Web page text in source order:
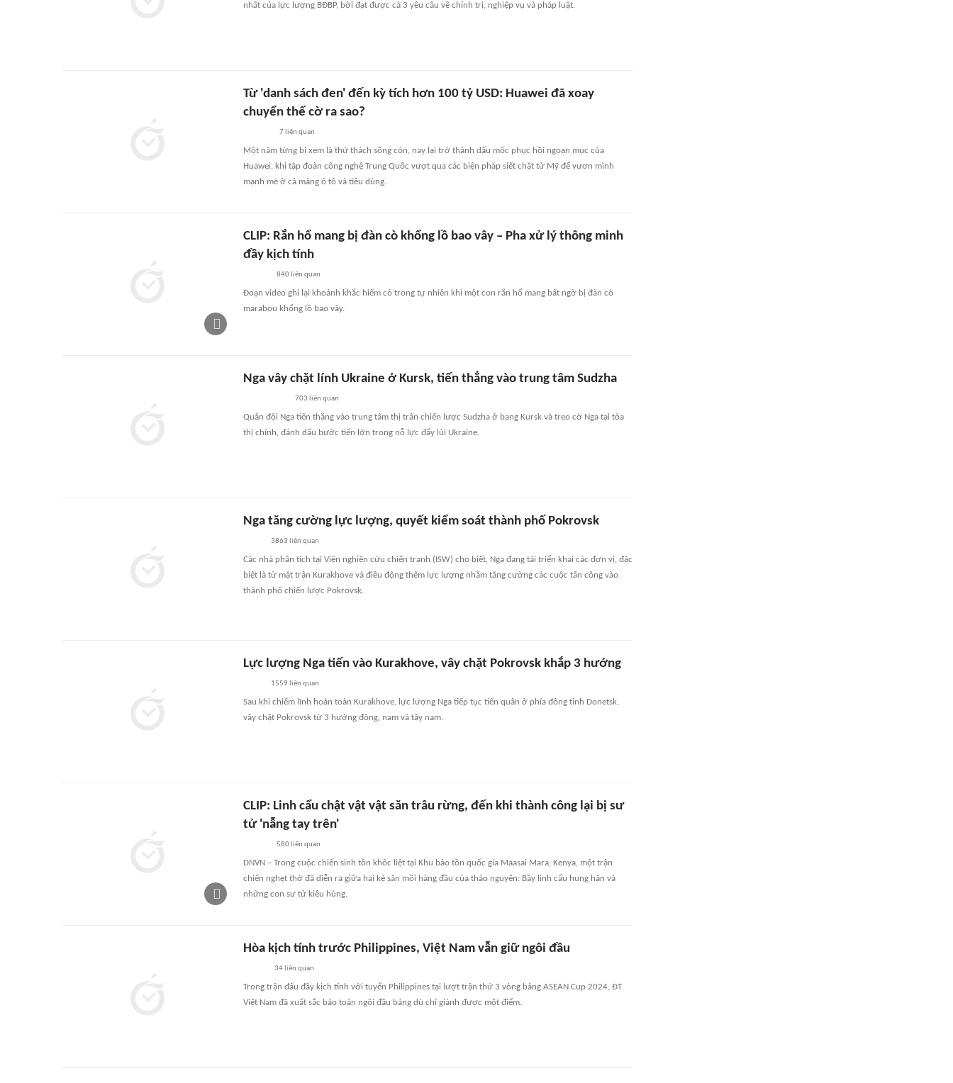
nhất của lực lượng BĐBP, bởi đạt được cả 3 yêu cầu về chính trị, nghiệp vụ và pháp luật.
Từ 'danh sách đen' đến kỳ tích hơn 100 tỷ USD: Huawei đã xoay
chuyển thế cờ ra sao?
7liên quan
Một năm từng bị xem là thử thách sống còn, nay lại trở thành dấu mốc phục hồi ngoạn mục của
Huawei, khi tập đoàn công nghệ Trung Quốc vượt qua các biện pháp siết chặt từ Mỹ để vươn mình
mạnh mẽ ở cả mảng ô tô và tiêu dùng.
CLIP: Rắn hổ mang bị đàn cò khổng lồ bao vây – Pha xử lý thông minh
đầy kịch tính
840liên quan
Đoạn video ghi lại khoảnh khắc hiếm có trong tự nhiên khi một con rắn hổ mang bất ngờ bị đàn cò
marabou khổng lồ bao vây.
Nga vây chặt lính Ukraine ở Kursk, tiến thẳng vào trung tâm Sudzha
703 liên quan
Quân đội Nga tiến thẳng vào trung tâm thị trấn chiến lược Sudzha ở bang Kursk và treo cờ Nga tại tòa
thị chính, đánh dấu bước tiến lớn trong nỗ lực đẩy lùi Ukraine.
Nga tăng cường lực lượng, quyết kiểm soát thành phố Pokrovsk
3863 liên quan
Các nhà phân tích tại Viện nghiên cứu chiến tranh (ISW) cho biết, Nga đang tái triển khai các đơn vị, đặc
biệt là từ mặt trận Kurakhove và điều động thêm lực lượng nhằm tăng cường các cuộc tấn công vào
thành phố chiến lược Pokrovsk.
Lực lượng Nga tiến vào Kurakhove, vây chặt Pokrovsk khắp 3 hướng
1559 liên quan
Sau khi chiếm lĩnh hoàn toàn Kurakhove, lực lượng Nga tiếp tục tiến quân ở phía đông tỉnh Donetsk,
vây chặt Pokrovsk từ 3 hướng đông, nam và tây nam.
CLIP: Linh cẩu chật vật vật săn trâu rừng, đến khi thành công lại bị sư
tử 'nẫng tay trên'
580liên quan
DNVN – Trong cuộc chiến sinh tồn khốc liệt tại Khu bảo tồn quốc gia Maasai Mara, Kenya, một trận
chiến nghẹt thở đã diễn ra giữa hai kẻ săn mồi hàng đầu của thảo nguyên: Bầy linh cẩu hung hãn và
những con sư tử kiêu hùng.
Hòa kịch tính trước Philippines, Việt Nam vẫn giữ ngôi đầu
34liên quan
Trong trận đấu đầy kịch tính với tuyển Philippines tại lượt trận thứ 3 vòng bảng ASEAN Cup 2024, ĐT
Việt Nam đã xuất sắc bảo toàn ngôi đầu bảng dù chỉ giành được một điểm.